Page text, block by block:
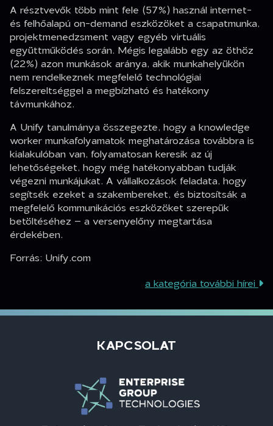
A résztvevők több mint fele (57%) használ internet-
és felhőalapú on-demand eszközöket a csapatmunka,
projektmenedzsment vagy egyéb virtuális
együttműködés során. Mégis legalább egy az öthöz
(22%) azon munkások aránya, akik munkahelyükön
nem rendelkeznek megfelelő technológiai
felszereltséggel a megbízható és hatékony
távmunkához.
A Unify tanulmánya összegezte, hogy a knowledge
worker munkafolyamatok meghatározása továbbra is
kialakulóban van, folyamatosan keresik az új
lehetőségeket, hogy még hatékonyabban tudják
végezni munkájukat. A vállalkozások feladata, hogy
segítsék ezeket a szakembereket, és biztosítsák a
megfelelő kommunikációs eszközöket szerepük
betöltéséhez – a versenyelőny megtartása
érdekében.
Forrás: Unify.com
a kategória további hírei
KAPCSOLAT